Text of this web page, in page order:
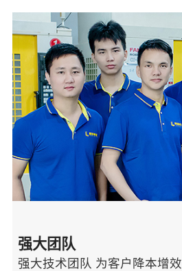
强大团队
强大技术团队 为客户降本增效